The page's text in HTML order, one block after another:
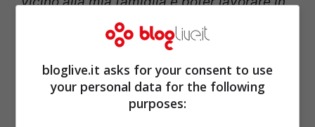
un ambiente bellissimo e sereno”.
bloglive.it asks for your consent to use
your personal data for the following
purposes: